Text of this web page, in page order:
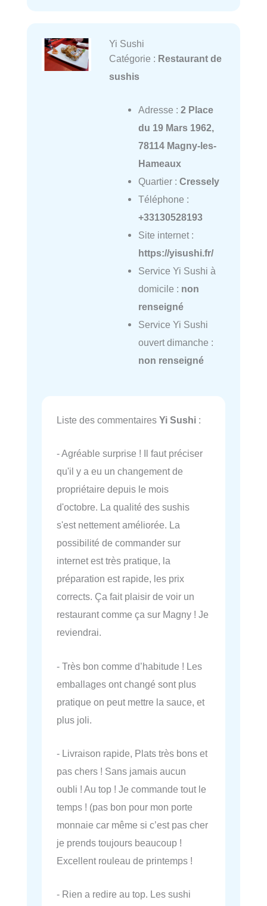
Yi Sushi
Catégorie : Restaurant de
sushis
Adresse : 2 Place
du 19 Mars 1962,
78114 Magny-les-
Hameaux
Quartier : Cressely
Téléphone :
+33130528193
Site internet :
https://yisushi.fr/
Service Yi Sushi à
domicile : non
renseigné
Service Yi Sushi
ouvert dimanche :
non renseigné
Liste des commentaires Yi Sushi :
- Agréable surprise ! Il faut préciser
qu'il y a eu un changement de
propriétaire depuis le mois
d'octobre. La qualité des sushis
s'est nettement améliorée. La
possibilité de commander sur
internet est très pratique, la
préparation est rapide, les prix
corrects. Ça fait plaisir de voir un
restaurant comme ça sur Magny ! Je
reviendrai.
- Très bon comme d’habitude ! Les
emballages ont changé sont plus
pratique on peut mettre la sauce, et
plus joli.
- Livraison rapide, Plats très bons et
pas chers ! Sans jamais aucun
oubli ! Au top ! Je commande tout le
temps ! (pas bon pour mon porte
monnaie car même si c’est pas cher
je prends toujours beaucoup !
Excellent rouleau de printemps !
- Rien a redire au top. Les sushi